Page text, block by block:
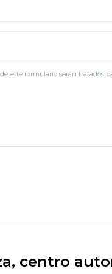
este formulario serán tratados
centro